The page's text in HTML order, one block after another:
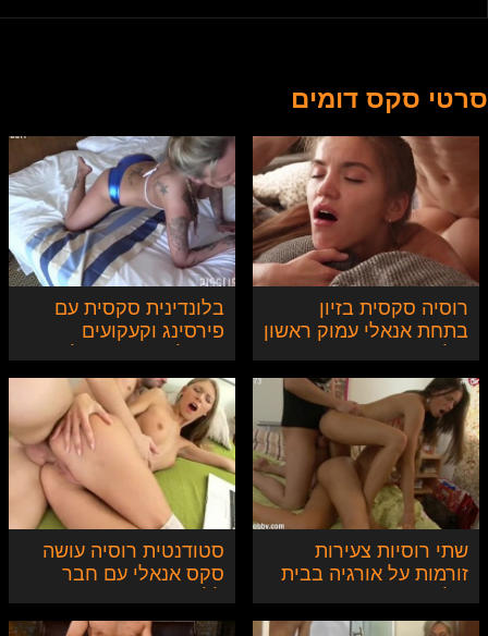
סרטי סקס דומים
רוסיה סקסית בזיון
בתחת אנאלי עמוק ראשון
בלונדינית סקסית עם
פירסינג וקעקועים
שאוור במלון
שתי רוסיות צעירות
זורמות על אורגיה בבית
סטודנטית רוסיה עושה
סקס אנאלי עם חבר